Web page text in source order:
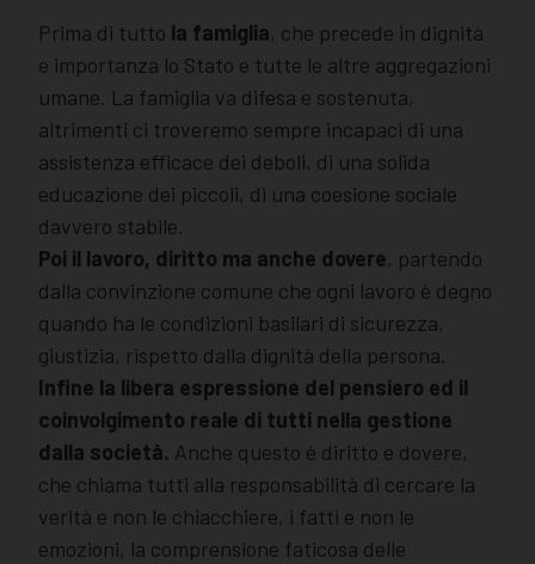
Prima di tutto la famiglia, che precede in dignità
e importanza lo Stato e tutte le altre aggregazioni
umane. La famiglia va difesa e sostenuta,
altrimenti ci troveremo sempre incapaci di una
assistenza efficace dei deboli, di una solida
educazione dei piccoli, di una coesione sociale
davvero stabile.
Poi il lavoro, diritto ma anche dovere, partendo
dalla convinzione comune che ogni lavoro è degno
quando ha le condizioni basilari di sicurezza,
giustizia, rispetto dalla dignità della persona.
Infine la libera espressione del pensiero ed il
coinvolgimento reale di tutti nella gestione
dalla società. Anche questo è diritto e dovere,
che chiama tutti alla responsabilità di cercare la
verità e non le chiacchiere, i fatti e non le
emozioni, la comprensione faticosa delle